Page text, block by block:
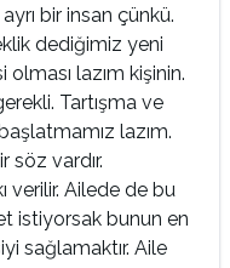
bir insan çünkü.
dediğimiz yeni
lazım kişinin.
Tartışma ve
lazım.
söz vardır.
verilir. Ailede de bu
istiyorsak bunun en
sağlamaktır. Aile